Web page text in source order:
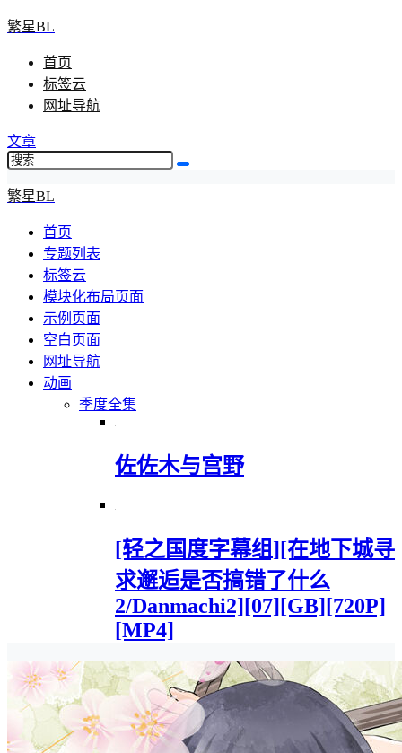
繁星BL
首页
标签云
网址导航
文章
繁星BL
首页
专题列表
标签云
模块化布局页面
示例页面
空白页面
网址导航
动画
季度全集
佐佐木与宫野
[轻之国度字幕组][在地下城寻
求邂逅是否搞错了什么
2/Danmachi2][07][GB][720P]
[MP4]